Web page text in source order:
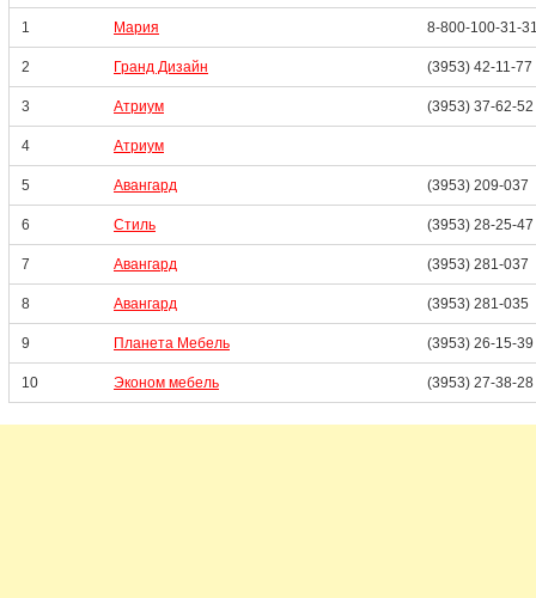
1 Мария 8-800-100-31-
2 Гранд Дизайн (3953) 42-11-77
3 Атриум (3953) 37-62-52
4 Атриум
5 Авангард (3953) 209-037
6 Стиль (3953) 28-25-47
7 Авангард (3953) 281-037
8 Авангард (3953) 281-035
9 Планета Мебель (3953) 26-15-39
10 Эконом мебель (3953) 27-38-28